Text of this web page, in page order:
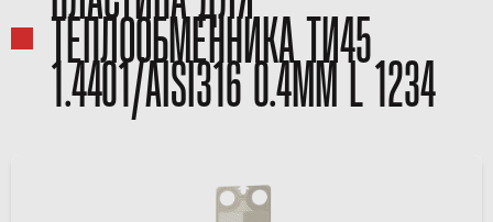
ТЕПЛООБМЕННИКА ТИ45
1.4401/AISI316 0.4MM L 1234